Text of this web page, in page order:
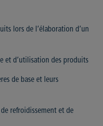
lors de l’élaboration d’un
et d’utilisation des produits
de base et leurs
refroidissement et de